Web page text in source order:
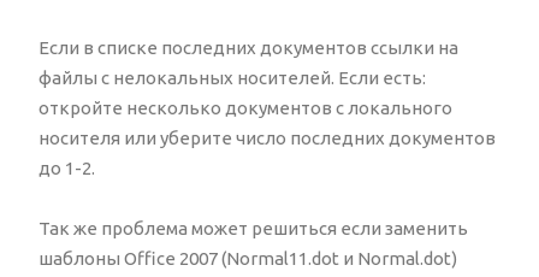
Если в списке последних документов ссылки на
файлы с нелокальных носителей. Если есть:
откройте несколько документов с локального
носителя или уберите число последних документов
до 1-2.
Так же проблема может решиться если заменить
шаблоны Office 2007 (Normal11.dot и Normal.dot)